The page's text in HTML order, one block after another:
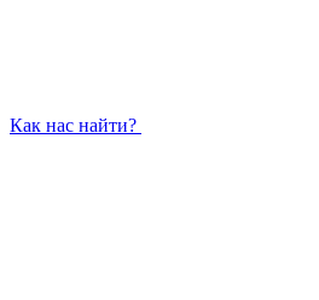
Как нас найти?